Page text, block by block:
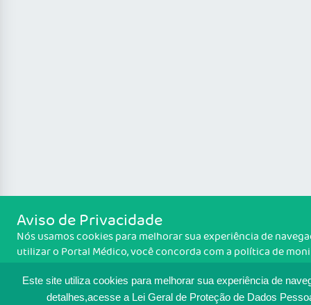
Este site utiliza cookies para melhorar sua experiência de
detalhes,acesse a Lei Geral de Proteção de Dados
Aviso de Privacidade
Nós usamos cookies para melhorar sua experiência de
utilizar o Portal Médico, você concorda com a política de
cookies. Se você concorda, clique em ACEITO.